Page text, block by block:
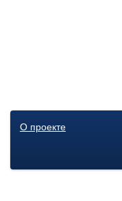
О проекте